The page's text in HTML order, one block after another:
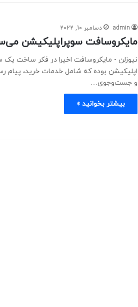
admin دسامبر 10, 2022
مایکروسافت سوپراپلیکیشن
نیوزلن - ​​​​​​​مایکروسافت اخیرا در فکر ساخت یک
اپلیکیشن بوده که شامل خدمات خرید، پیام
و جست‌وجوی…
بیشتر بخوانید »